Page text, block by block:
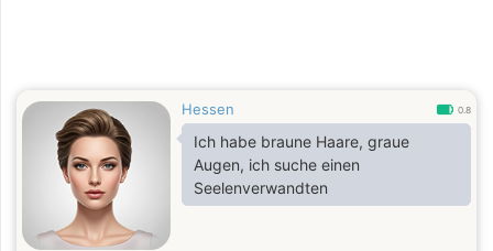
Hessen 0.8
Ich habe braune Haare, graue
Augen, ich suche einen
Seelenverwandten